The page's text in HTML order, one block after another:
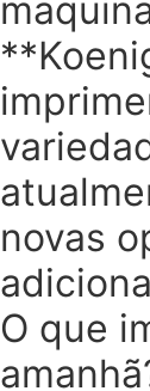
novas
O que